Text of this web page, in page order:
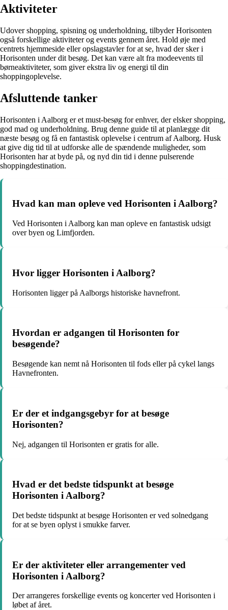
Aktiviteter
Udover shopping, spisning og underholdning, tilbyder Horisonten
også forskellige aktiviteter og events gennem året. Hold øje med
centrets hjemmeside eller opslagstavler for at se, hvad der sker i
Horisonten under dit besøg. Det kan være alt fra modeevents til
børneaktiviteter, som giver ekstra liv og energi til din
shoppingoplevelse.
Afsluttende tanker
Horisonten i Aalborg er et must-besøg for enhver, der elsker shopping,
god mad og underholdning. Brug denne guide til at planlægge dit
næste besøg og få en fantastisk oplevelse i centrum af Aalborg. Husk
at give dig tid til at udforske alle de spændende muligheder, som
Horisonten har at byde på, og nyd din tid i denne pulserende
shoppingdestination.
Hvad kan man opleve ved Horisonten i Aalborg?
Ved Horisonten i Aalborg kan man opleve en fantastisk udsigt
over byen og Limfjorden.
Hvor ligger Horisonten i Aalborg?
Horisonten ligger på Aalborgs historiske havnefront.
Hvordan er adgangen til Horisonten for
besøgende?
Besøgende kan nemt nå Horisonten til fods eller på cykel langs
Havnefronten.
Er der et indgangsgebyr for at besøge
Horisonten?
Nej, adgangen til Horisonten er gratis for alle.
Hvad er det bedste tidspunkt at besøge
Horisonten i Aalborg?
Det bedste tidspunkt at besøge Horisonten er ved solnedgang
for at se byen oplyst i smukke farver.
Er der aktiviteter eller arrangementer ved
Horisonten i Aalborg?
Der arrangeres forskellige events og koncerter ved Horisonten i
løbet af året.